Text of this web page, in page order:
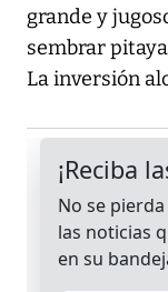
grande y
sembrar
La inversión